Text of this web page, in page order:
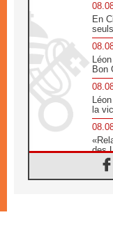
En
Bon
la
des